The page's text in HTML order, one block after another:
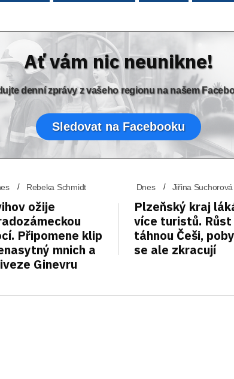
Ať vám nic neunikne!
denní zprávy z vašeho regionu na našem
Sledovat na Facebooku
Rebeka Schmidt
ožije
Připomene klip
mnich a
Ginevru
Dnes Jiřina Suchorová
Plzeňský kraj
více turistů. Růst
táhnou Češi,
se ale zkracují